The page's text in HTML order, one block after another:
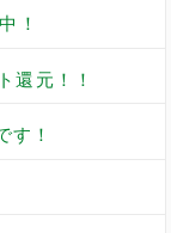
！
還元！！
す！